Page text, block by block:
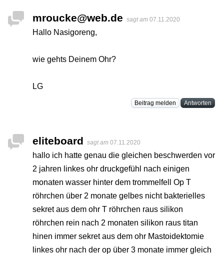
mroucke@web.de sagt am 07.11.2020
Hallo Nasigoreng,
wie gehts Deinem Ohr?
LG
Beitrag melden Antworten
eliteboard sagt am 07.11.2020
hallo ich hatte genau die gleichen beschwerden vor
2 jahren linkes ohr druckgefühl nach einigen
monaten wasser hinter dem trommelfell Op T
röhrchen über 2 monate gelbes nicht bakterielles
sekret aus dem ohr T röhrchen raus silikon
röhrchen rein nach 2 monaten silikon raus titan
hinen immer sekret aus dem ohr Mastoidektomie
linkes ohr nach der op über 3 monate immer gleich